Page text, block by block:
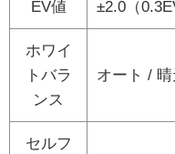
EV値 ±2.0（
ホワイ
トバラ
ンス
オート /
セルフ